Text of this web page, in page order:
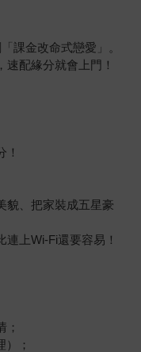
課金改命式戀愛」。
配緣分就會上門！
貌、把家裝成五星豪
上Wi-Fi還要容易！
；